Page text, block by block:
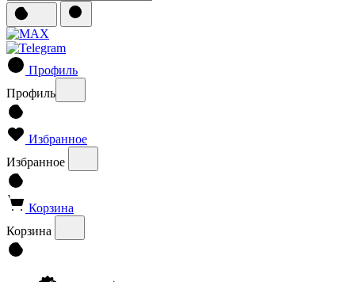
Профиль
Профиль
Избранное
Избранное
Корзина
Корзина